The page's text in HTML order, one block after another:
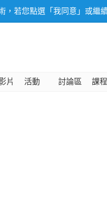
若您點選「我同意」或繼
片 活動 討論區 課程